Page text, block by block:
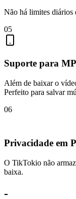
Não há limites diários
05
Suporte para
Além de baixar o
Perfeito para salvar
06
Privacidade em
O TikTokio não
baixa.
-